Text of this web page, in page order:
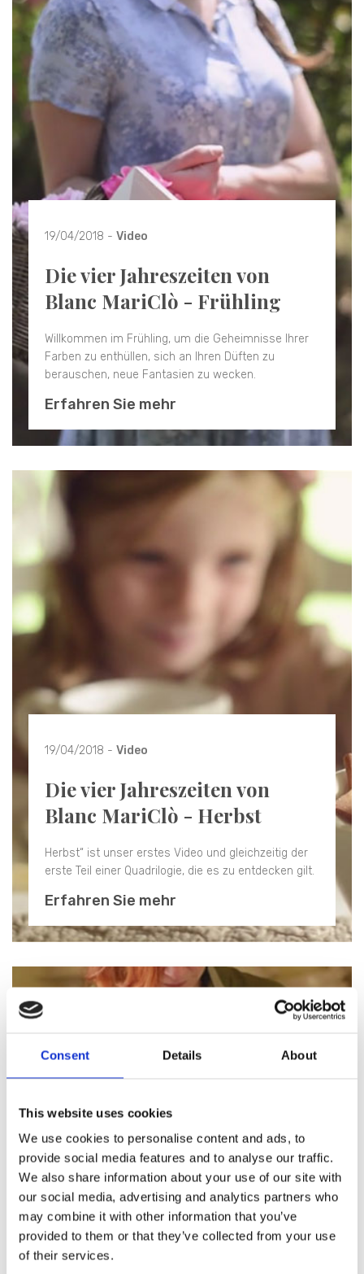
Consent Details About
This website uses cookies
We use cookies to personalise content and ads, to
provide social media features and to analyse our traffic.
We also share information about your use of our site with
our social media, advertising and analytics partners who
may combine it with other information that you’ve
provided to them or that they’ve collected from your use
of their services.
19/04/2018 - Video
Die vier Jahreszeiten von
Blanc MariClò - Frühling
Willkommen im Frühling, um die Geheimnisse Ihrer
Farben zu enthüllen, sich an Ihren Düften zu
berauschen, neue Fantasien zu wecken.
Erfahren Sie mehr
19/04/2018 - Video
Die vier Jahreszeiten von
Blanc MariClò - Herbst
Herbst“ ist unser erstes Video und gleichzeitig der
erste Teil einer Quadrilogie, die es zu entdecken gilt.
Erfahren Sie mehr